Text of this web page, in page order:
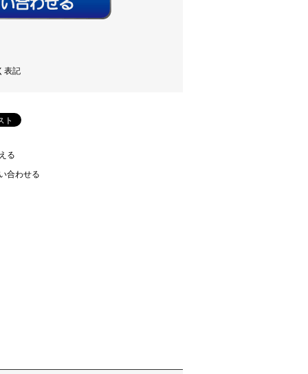
表記
る
合わせる